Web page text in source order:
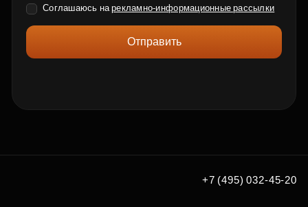
Соглашаюсь нарекламно-информационные рассылки
Отправить
+7 (495) 032-45-20